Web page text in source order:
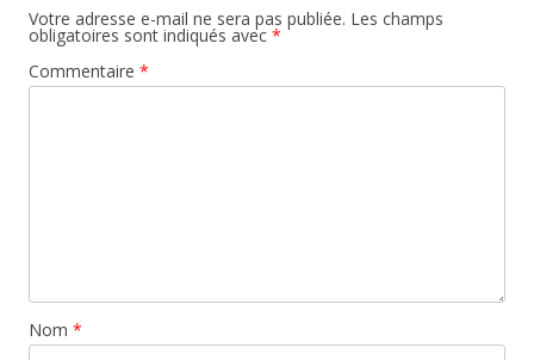
Votre adresse e-mail ne sera pas publiée. Les champs
obligatoires sont indiqués avec *
Commentaire *
Nom *